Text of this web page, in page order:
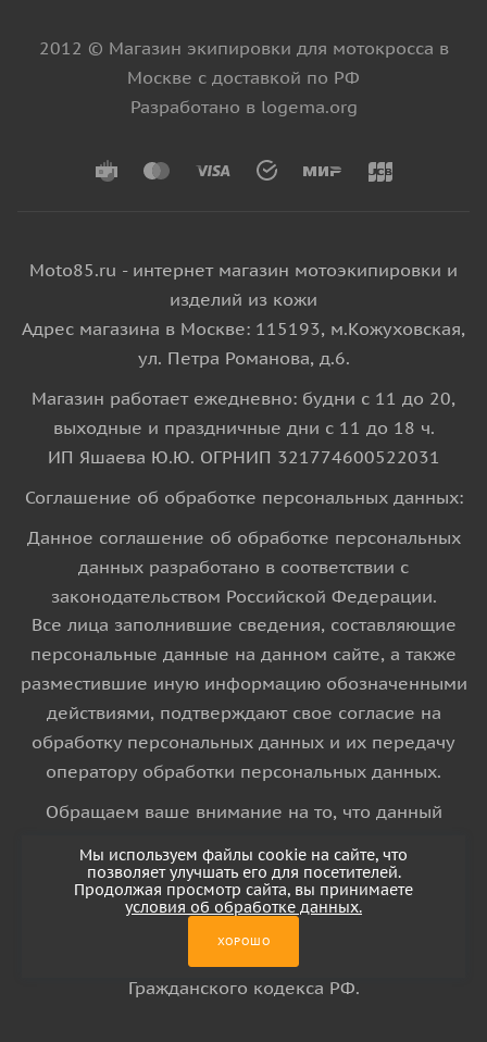
2012 © Магазин экипировки для мотокросса в
Москве с доставкой по РФ
Разработано в logema.org
Moto85.ru - интернет магазин мотоэкипировки и
изделий из кожи
Адрес магазина в Москве: 115193, м.Кожуховская,
ул. Петра Романова, д.6.
Магазин работает ежедневно: будни с 11 до 20,
выходные и праздничные дни с 11 до 18 ч.
ИП Яшаева Ю.Ю. ОГРНИП 321774600522031
Соглашение об обработке персональных данных:
Данное соглашение об обработке персональных
данных разработано в соответствии с
законодательством Российской Федерации.
Все лица заполнившие сведения, составляющие
персональные данные на данном сайте, а также
разместившие иную информацию обозначенными
действиями, подтверждают свое согласие на
обработку персональных данных и их передачу
оператору обработки персональных данных.
Обращаем ваше внимание на то, что данный
информационный характер и ни при каких
условиях информационные материалы и цены,
Гражданского кодекса РФ.
Мы используем файлы cookie на сайте, что
позволяет улучшать его для посетителей.
Продолжая просмотр сайта, вы принимаете
условия об обработке данных.
ХОРОШО